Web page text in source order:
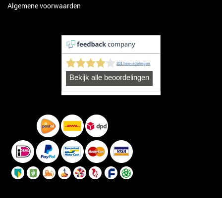
Algemene voorwaarden